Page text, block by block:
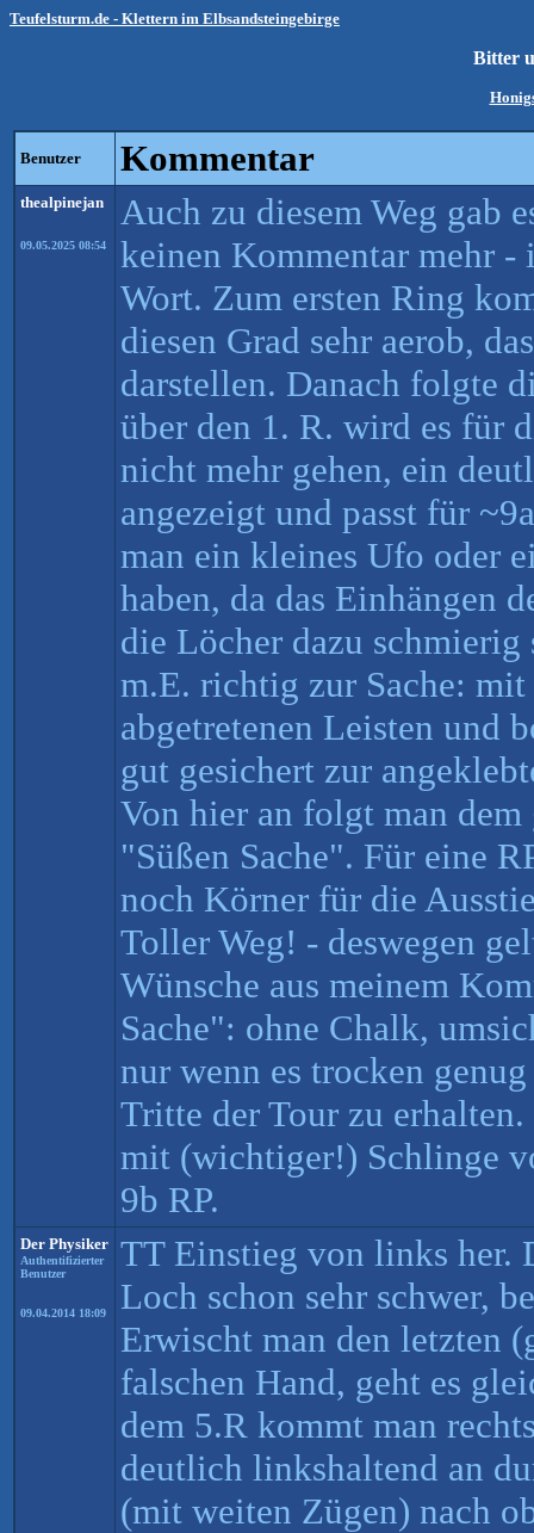
Teufelsturm.de - Klettern im Elbsandsteingebirge
Bitter
Benutzer Kommentar
thealpinejan
09.05.2025 08:54
Auch zu diesem Weg gab
keinen Kommentar mehr
Wort. Zum ersten Ring
diesen Grad sehr aerob,
darstellen. Danach folgte
über den 1. R. wird es für
nicht mehr gehen, ein
angezeigt und passt für
man ein kleines Ufo oder
haben, da das Einhängen
die Löcher dazu schmierig
m.E. richtig zur Sache:
abgetretenen Leisten und
gut gesichert zur
Von hier an folgt man
"Süßen Sache". Für eine
noch Körner für die
Toller Weg! - deswegen
Wünsche aus meinem
Sache": ohne Chalk,
nur wenn es trocken
Tritte der Tour zu
mit (wichtiger!) Schlinge
9b RP.
Der Physiker
Authentifizierter
Benutzer
09.04.2014 18:09
TT Einstieg von links her.
Loch schon sehr schwer,
Erwischt man den letzten
falschen Hand, geht es
dem 5.R kommt man
deutlich linkshaltend an
(mit weiten Zügen) nach